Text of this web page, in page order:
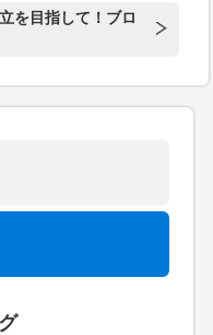
を目指して！ブロ